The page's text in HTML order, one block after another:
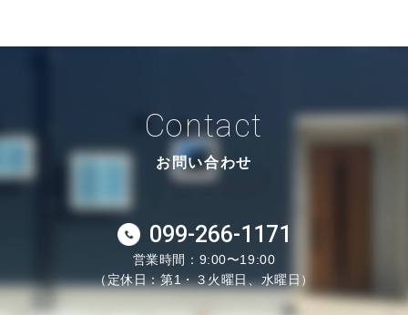
Contact
お問い合わせ
099-266-1171
営業時間：9:00〜19:00
（定休日：第1・３火曜日、水曜日）